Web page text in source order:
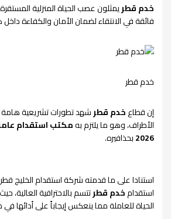
خدم قطريمثلون عصب الحياة المنزلية
فائقة في الانتقاء لضمان الأمان والكفاءة
خدم قطر
إن قطاعخدم قطرشهد تطورات تشريعية
الأطراف، وهو ما يلتزم بهمكتب استقدام
2026بحذافيره.
استنادا على ما قدمته شركة استقدام الخليج
استقدامخدم قطرتتسم بالاحترافية العالية،
الحياة للعاملة مما ينعكس إيجاباً على أدائها في